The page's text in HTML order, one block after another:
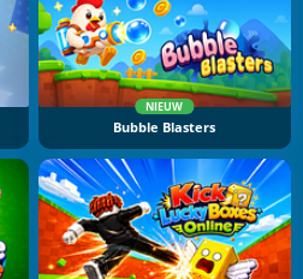
NIEUW
Bubble Blasters